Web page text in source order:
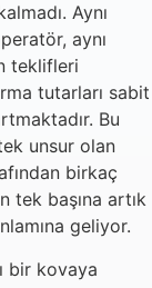
Aynı
aynı
teklifleri
tutarları sabit
Bu
unsur olan
birkaç
tek başına artık
geliyor.
bir kovaya